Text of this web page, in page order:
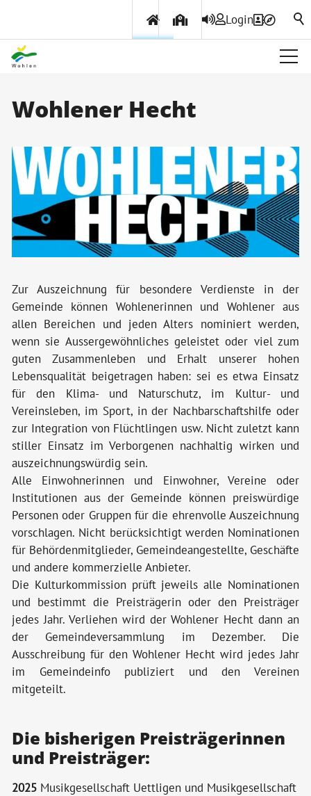
Login
Über Wohlen
Amtliche Publikationen
Gemeindeinfo
Wohlener Hecht
Geschichte
Projekte & Beiträge
Ortsplan
Bildergalerie
Politik & Verwaltung
Themen & Services
Wohlener Hecht
Zur Auszeichnung für besondere Verdienste in der
Gemeinde können Wohlenerinnen und Wohlener aus
allen Bereichen und jeden Alters nominiert werden,
wenn sie Aussergewöhnliches geleistet oder viel zum
guten Zusammenleben und Erhalt unserer hohen
Lebensqualität beigetragen haben: sei es etwa Einsatz
für den Klima- und Naturschutz, im Kultur- und
Vereinsleben, im Sport, in der Nachbarschaftshilfe oder
zur Integration von Flüchtlingen usw. Nicht zuletzt kann
stiller Einsatz im Verborgenen nachhaltig wirken und
auszeichnungswürdig sein.
Alle Einwohnerinnen und Einwohner, Vereine oder
Institutionen aus der Gemeinde können preiswürdige
Personen oder Gruppen für die ehrenvolle Auszeichnung
vorschlagen. Nicht berücksichtigt werden Nominationen
für Behördenmitglieder, Gemeindeangestellte, Geschäfte
und andere kommerzielle Anbieter.
Die Kulturkommission prüft jeweils alle Nominationen
und bestimmt die Preisträgerin oder den Preisträger
jedes Jahr. Verliehen wird der Wohlener Hecht dann an
der Gemeindeversammlung im Dezember. Die
Ausschreibung für den Wohlener Hecht wird jedes Jahr
im Gemeindeinfo publiziert und den Vereinen
mitgeteilt.
Die bisherigen Preisträgerinnen
und Preisträger:
2025 Musikgesellschaft Uettligen und Musikgesellschaft